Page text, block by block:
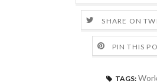
SHARE ON
PIN THIS
TAGS: